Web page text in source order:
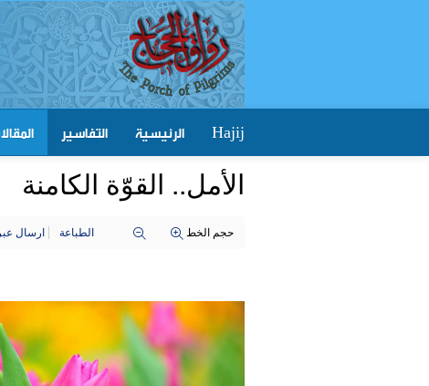
Hajij الرئيسية التفاسير
الأمل.. القوّة الكامنة
حجم الخط الطباعة ارسال